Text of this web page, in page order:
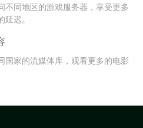
不同地区的游戏服务器，享受更多
迟。
国家的流媒体库，观看更多的电影